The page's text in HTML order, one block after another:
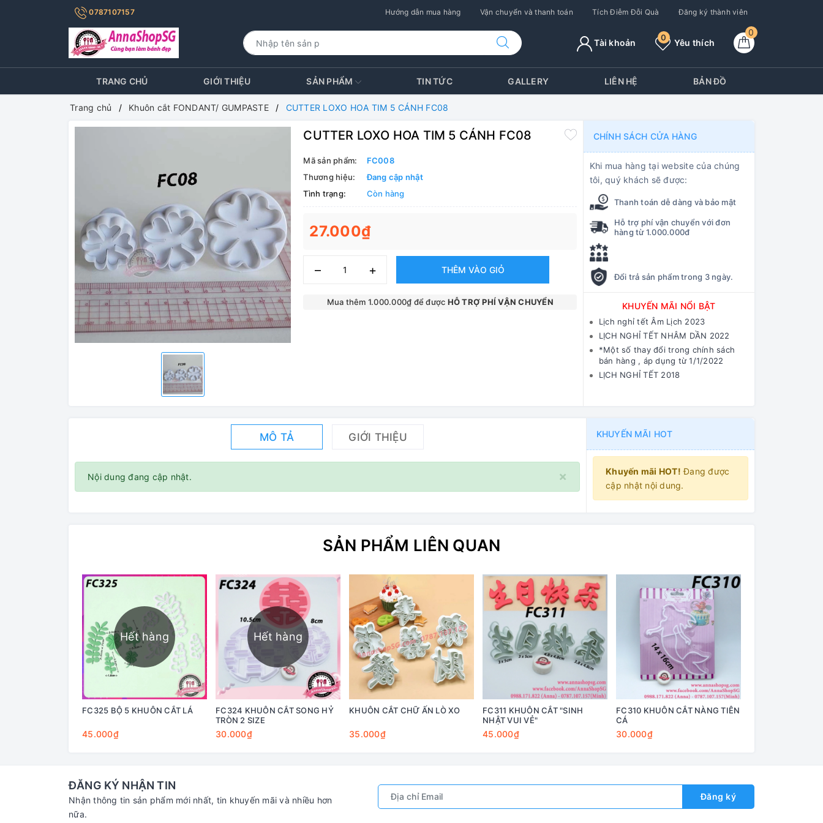
0787107157 Hướng dẫn mua hàng Vận chuyển và thanh toán Tích Điễm Đỗi Quà Đăng ký thành viên
0
Yêu thích
0
Tài khoản
TRANG CHỦ GIỚI THIỆU SẢN PHẨM TIN TỨC GALLERY LIÊN HỆ BẢN ĐỒ
Trang chủ Khuôn cắt FONDANT/ GUMPASTE CUTTER LOXO HOA TIM 5 CÁNH FC08
CUTTER LOXO HOA TIM 5 CÁNH FC08
Mã sản phẩm:
FC008
Thương hiệu:
Đang cập nhật
Tình trạng:
Còn hàng
27.000₫
– + THÊM VÀO GIỎ
Mua thêm 1.000.000₫ để được HỖ TRỢ PHÍ VẬN CHUYỂN
CHÍNH SÁCH CỬA HÀNG
Khi mua hàng tại website của chúng
tôi, quý khách sẽ được:
Thanh toán dễ dàng và bảo mật
Hỗ trợ phí vận chuyển với đơn
hàng từ 1.000.000đ
Đổi trả sản phẩm trong 3 ngày.
KHUYẾN MÃI NỔI BẬT
Lịch nghỉ tết Âm Lịch 2023
LỊCH NGHỈ TẾT NHÂM DẦN 2022
*Một số thay đổi trong chính sách
bán hàng , áp dụng từ 1/1/2022
LỊCH NGHỈ TẾT 2018
MÔ TẢ GIỚI THIỆU
×
Nội dung đang cập nhật.
KHUYẾN MÃI HOT
Khuyến mãi HOT! Đang được
cập nhật nội dung.
SẢN PHẨM LIÊN QUAN
Hết hàng
FC325 BỘ 5 KHUÔN CẮT LÁ
45.000₫
Hết hàng
FC324 KHUÔN CẮT SONG HỶ
TRÒN 2 SIZE
30.000₫
KHUÔN CẮT CHỮ ẤN LÒ XO
35.000₫
FC311 KHUÔN CẮT "SINH
NHẬT VUI VẺ"
45.000₫
FC310 KHUÔN CẮT NÀNG TIÊN
CÁ
30.000₫
ĐĂNG KÝ NHẬN TIN
Nhận thông tin sản phẩm mới nhất, tin khuyến mãi và nhiều hơn
nữa.
Đăng ký